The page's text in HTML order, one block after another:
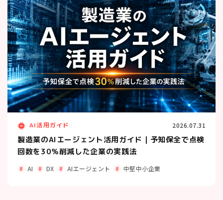
AI活用ガイド 2026.07.31
製造業のAIエージェント活用ガイド｜予知保全で点検
回数を30％削減した企業の実践法
AI DX AIエージェント 中堅中小企業